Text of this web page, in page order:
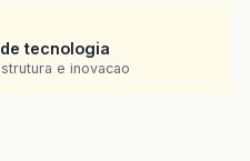
tecnologia
e inovacao